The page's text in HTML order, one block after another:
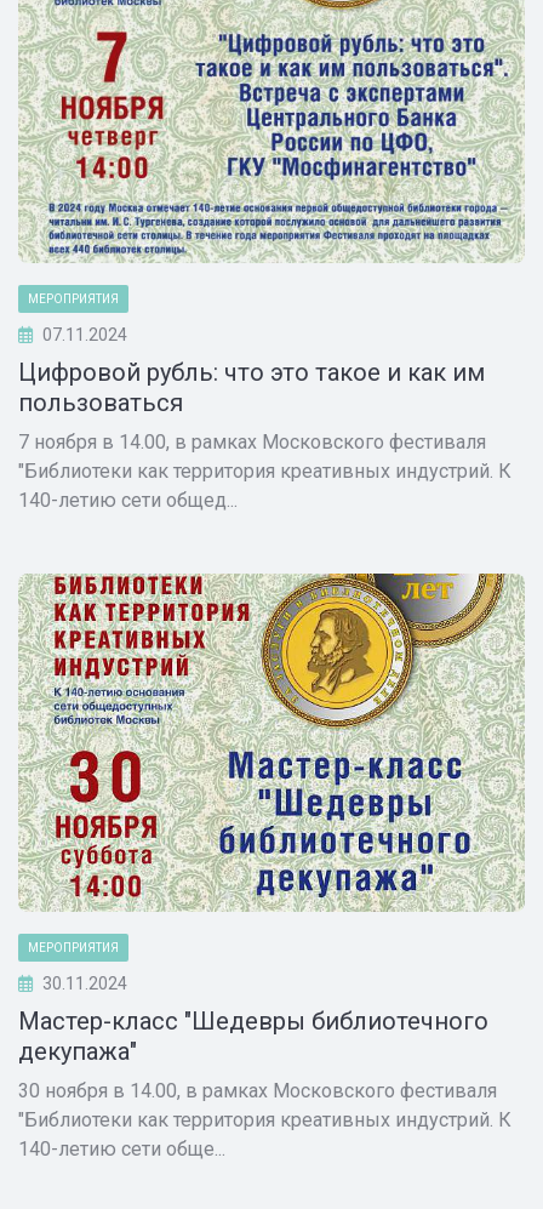
МЕРОПРИЯТИЯ
07.11.2024
Цифровой рубль: что это такое и как им
пользоваться
7 ноября в 14.00, в рамках Московского фестиваля
"Библиотеки как территория креативных индустрий. К
140-летию сети общед...
МЕРОПРИЯТИЯ
30.11.2024
Мастер-класс "Шедевры библиотечного
декупажа"
30 ноября в 14.00, в рамках Московского фестиваля
"Библиотеки как территория креативных индустрий. К
140-летию сети обще...